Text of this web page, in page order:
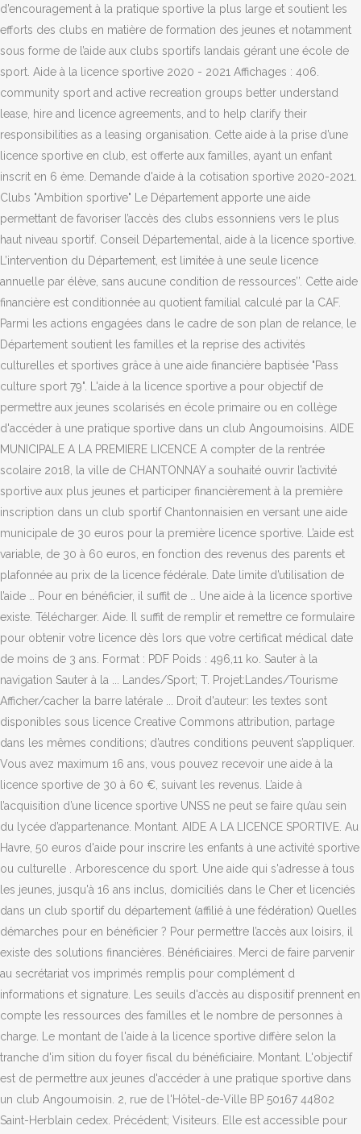
d’encouragement à la pratique sportive la plus large et soutient les
efforts des clubs en matière de formation des jeunes et notamment
sous forme de l’aide aux clubs sportifs landais gérant une école de
sport. Aide à la licence sportive 2020 - 2021 Affichages : 406.
community sport and active recreation groups better understand
lease, hire and licence agreements, and to help clarify their
responsibilities as a leasing organisation. Cette aide à la prise d’une
licence sportive en club, est offerte aux familles, ayant un enfant
inscrit en 6 ème. Demande d'aide à la cotisation sportive 2020-2021.
Clubs "Ambition sportive" Le Département apporte une aide
permettant de favoriser l’accès des clubs essonniens vers le plus
haut niveau sportif. Conseil Départemental, aide à la licence sportive.
L’intervention du Département, est limitée à une seule licence
annuelle par élève, sans aucune condition de ressources’’. Cette aide
financière est conditionnée au quotient familial calculé par la CAF.
Parmi les actions engagées dans le cadre de son plan de relance, le
Département soutient les familles et la reprise des activités
culturelles et sportives grâce à une aide financière baptisée "Pass
culture sport 79". L'aide à la licence sportive a pour objectif de
permettre aux jeunes scolarisés en école primaire ou en collège
d'accéder à une pratique sportive dans un club Angoumoisins. AIDE
MUNICIPALE A LA PREMIERE LICENCE A compter de la rentrée
scolaire 2018, la ville de CHANTONNAY a souhaité ouvrir l’activité
sportive aux plus jeunes et participer financièrement à la première
inscription dans un club sportif Chantonnaisien en versant une aide
municipale de 30 euros pour la première licence sportive. L’aide est
variable, de 30 à 60 euros, en fonction des revenus des parents et
plafonnée au prix de la licence fédérale. Date limite d’utilisation de
l’aide … Pour en bénéficier, il suffit de … Une aide à la licence sportive
existe. Télécharger. Aide. Il suffit de remplir et remettre ce formulaire
pour obtenir votre licence dès lors que votre certificat médical date
de moins de 3 ans. Format : PDF Poids : 496,11 ko. Sauter à la
navigation Sauter à la ... Landes/Sport; T. Projet:Landes/Tourisme
Afficher/cacher la barre latérale ... Droit d'auteur: les textes sont
disponibles sous licence Creative Commons attribution, partage
dans les mêmes conditions; d’autres conditions peuvent s’appliquer.
Vous avez maximum 16 ans, vous pouvez recevoir une aide à la
licence sportive de 30 à 60 €, suivant les revenus. L’aide à
l’acquisition d’une licence sportive UNSS ne peut se faire qu’au sein
du lycée d’appartenance. Montant. AIDE A LA LICENCE SPORTIVE. Au
Havre, 50 euros d'aide pour inscrire les enfants à une activité sportive
ou culturelle . Arborescence du sport. Une aide qui s'adresse à tous
les jeunes, jusqu'à 16 ans inclus, domiciliés dans le Cher et licenciés
dans un club sportif du département (affilié à une fédération) Quelles
démarches pour en bénéficier ? Pour permettre l’accès aux loisirs, il
existe des solutions financières. Bénéficiaires. Merci de faire parvenir
au secrétariat vos imprimés remplis pour complément d
informations et signature. Les seuils d'accès au dispositif prennent en
compte les ressources des familles et le nombre de personnes à
charge. Le montant de l'aide à la licence sportive diffère selon la
tranche d'im sition du foyer fiscal du bénéficiaire. Montant. L'objectif
est de permettre aux jeunes d'accéder à une pratique sportive dans
un club Angoumoisin. 2, rue de l'Hôtel-de-Ville BP 50167 44802
Saint-Herblain cedex. Précédent; Visiteurs. Elle est accessible pour